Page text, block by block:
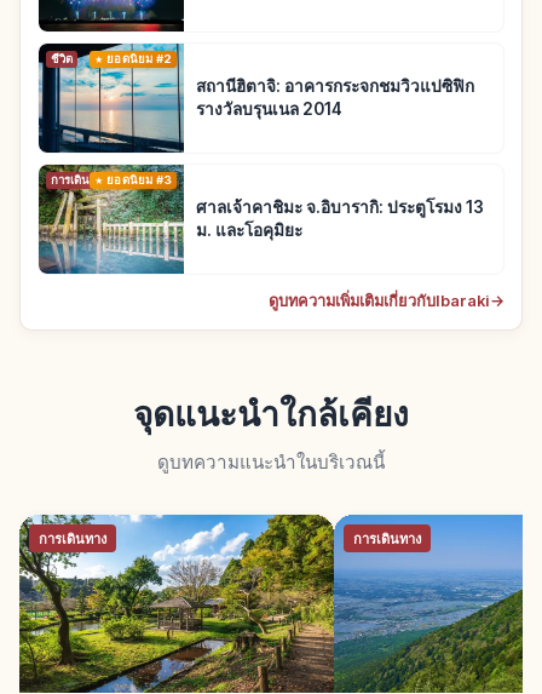
ชีวิต ยอดนิยม #2
สถานีฮิตาจิ: อาคารกระจกชมวิวแปซิฟิก
รางวัลบรุนเนล 2014
การเดินทางยอดนิยม #3
ศาลเจ้าคาชิมะ จ.อิบารากิ: ประตูโรมง 13
ม. และโอคุมิยะ
ดูบทความเพิ่มเติมเกี่ยวกับIbaraki→
จุดแนะนำใกล้เคียง
ดูบทความแนะนำในบริเวณนี้
การเดินทาง การเดินทาง